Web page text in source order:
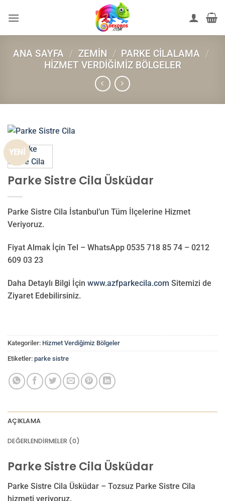
atla
ANA SAYFA / ZEMIN / PARKE CILALAMA /
HIZMET VERDIĞIMIZ BÖLGELER
YENİ
Parke Sistre Cila Üsküdar
Parke Sistre Cila İstanbul’un Tüm İlçelerine Hizmet
Veriyoruz.
Fiyat Almak İçin Tel – WhatsApp 0535 718 85 74 – 0212
609 03 23
Daha Detaylı Bilgi İçin www.azfparkecila.com Sitemizi de
Ziyaret Edebilirsiniz.
Kategoriler: Hizmet Verdiğimiz Bölgeler
Etiketler: parke sistre
AÇIKLAMA
DEĞERLENDIRMELER (0)
Parke Sistre Cila Üsküdar
Parke Sistre Cila Üsküdar – Tozsuz Parke Sistre Cila
hizmeti veriyoruz.